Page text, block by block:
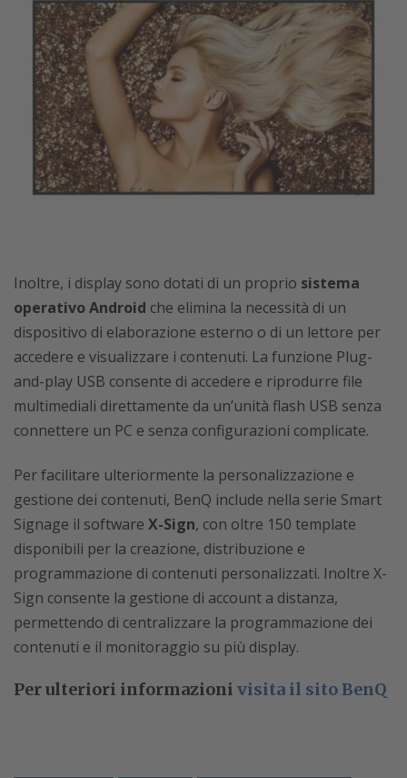
Inoltre, i display sono dotati di un proprio sistema
operativo Android che elimina la necessità di un
dispositivo di elaborazione esterno o di un lettore per
accedere e visualizzare i contenuti. La funzione Plug-
and-play USB consente di accedere e riprodurre file
multimediali direttamente da un’unità flash USB senza
connettere un PC e senza configurazioni complicate.
Per facilitare ulteriormente la personalizzazione e
gestione dei contenuti, BenQ include nella serie Smart
Signage il software X-Sign, con oltre 150 template
disponibili per la creazione, distribuzione e
programmazione di contenuti personalizzati. Inoltre X-
Sign consente la gestione di account a distanza,
permettendo di centralizzare la programmazione dei
contenuti e il monitoraggio su più display.
Per ulteriori informazioni visita il sito BenQ